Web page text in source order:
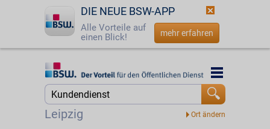
DIE NEUE BSW-APP
Alle Vorteile auf
einen Blick!
mehr erfahren
Startseite
Leipzig
Startseite